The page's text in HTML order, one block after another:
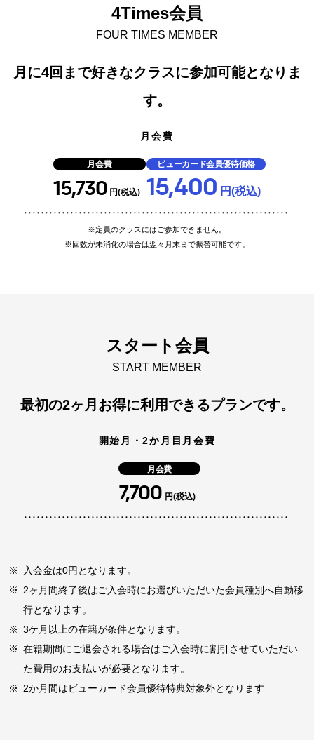
4Times会員
FOUR TIMES MEMBER
月に4回まで好きなクラスに参加可能となりま
す。
月会費
月会費
15,730 円(税込)
ビューカード会員優待価格
15,400 円(税込)
※定員のクラスにはご参加できません。
※回数が未消化の場合は翌々月末まで振替可能です。
スタート会員
START MEMBER
最初の2ヶ月お得に利用できるプランです。
開始月・2か月目月会費
月会費
7,700 円(税込)
※
入会金は0円となります。
※
2ヶ月間終了後はご入会時にお選びいただいた会員種別へ自動移
行となります。
※ 3ケ月以上の在籍が条件となります。
※ 在籍期間にご退会される場合はご入会時に割引させていただい
た費用のお支払いが必要となります。
※
2か月間はビューカード会員優待特典対象外となります